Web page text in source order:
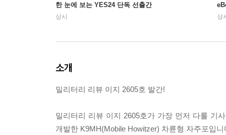
한 눈에 보는 YES24 단독 선출간
상시 상
소개
밀리터리 리뷰 이지 2605호 발간!
밀리터리 리뷰 이지 2605호가 가장 먼저 다룰 기
개발한 K9MH(Mobile Howitzer) 차륜형 자주포입니